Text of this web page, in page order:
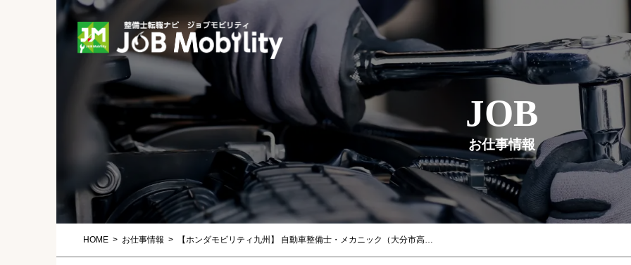
JOB
お仕事情報
HOME お仕事情報 【ホンダモビリティ九州】 自動車整備士・メカニック（大分市高城新町）